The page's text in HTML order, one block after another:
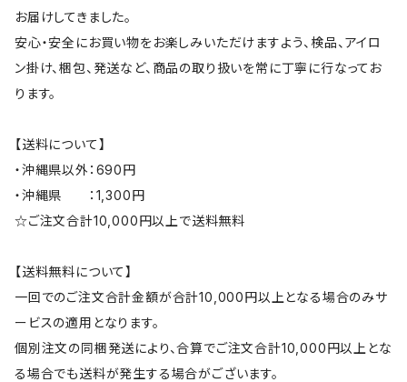
お届けしてきました。
安心・安全にお買い物をお楽しみいただけますよう、検品、アイロ
ン掛け、梱包、発送など、商品の取り扱いを常に丁寧に行なってお
ります。
【送料について】
・沖縄県以外：690円
・沖縄県 ：1,300円
☆ご注文合計10,000円以上で送料無料
【送料無料について】
一回でのご注文合計金額が合計10,000円以上となる場合のみサ
ービスの適用となります。
個別注文の同梱発送により、合算でご注文合計10,000円以上とな
る場合でも送料が発生する場合がございます。